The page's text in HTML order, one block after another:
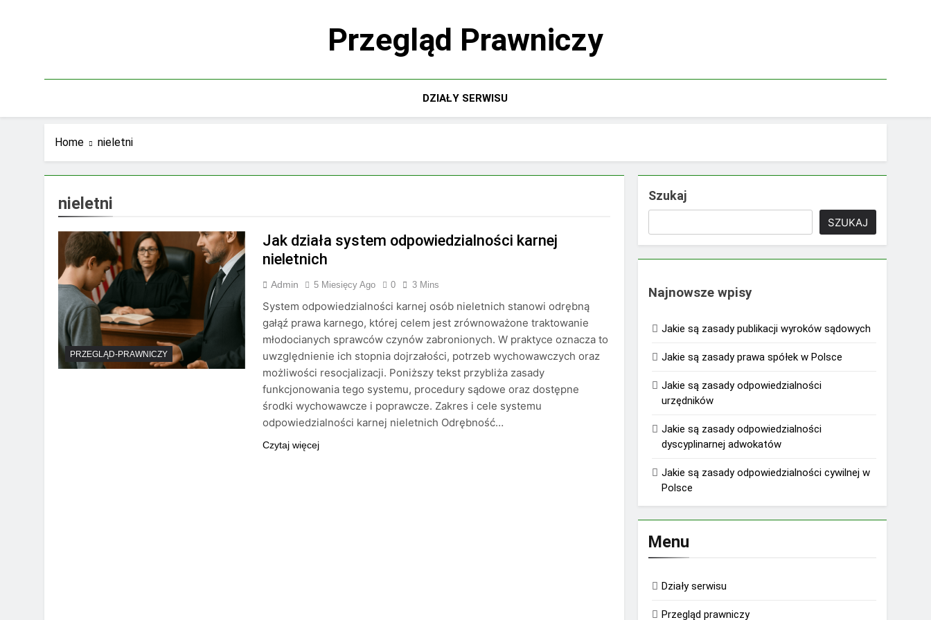
Przegląd Prawniczy
DZIAŁY SERWISU
Home nieletni
nieletni
PRZEGLĄD-PRAWNICZY
Jak działa system odpowiedzialności karnej
nieletnich
Admin 5 Miesięcy Ago 0 3 Mins
System odpowiedzialności karnej osób nieletnich stanowi odrębną
gałąź prawa karnego, której celem jest zrównoważone traktowanie
młodocianych sprawców czynów zabronionych. W praktyce oznacza to
uwzględnienie ich stopnia dojrzałości, potrzeb wychowawczych oraz
możliwości resocjalizacji. Poniższy tekst przybliża zasady
funkcjonowania tego systemu, procedury sądowe oraz dostępne
środki wychowawcze i poprawcze. Zakres i cele systemu
odpowiedzialności karnej nieletnich Odrębność…
Czytaj więcej
Szukaj
SZUKAJ
Najnowsze wpisy
Jakie są zasady publikacji wyroków sądowych
Jakie są zasady prawa spółek w Polsce
Jakie są zasady odpowiedzialności
urzędników
Jakie są zasady odpowiedzialności
dyscyplinarnej adwokatów
Jakie są zasady odpowiedzialności cywilnej w
Polsce
Menu
Działy serwisu
Przegląd prawniczy